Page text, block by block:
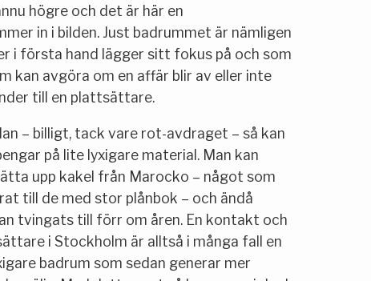
högre och det är här en
in i bilden. Just badrummet är nämligen
i första hand lägger sitt fokus på och som
kan avgöra om en affär blir av eller inte
till en plattsättare.
– billigt, tack vare rot-avdraget – så kan
på lite lyxigare material. Man kan
upp kakel från Marocko – något som
till de med stor plånbok – och ändå
tvingats till förr om åren. En kontakt och
i Stockholm är alltså i många fall en
badrum som sedan generar mer